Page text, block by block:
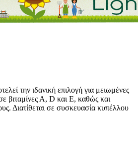
την ιδανική επιλογή για μειωμένες
βιταμίνες Α, D και Ε, καθώς και
Διατίθεται σε συσκευασία κυπέλλου